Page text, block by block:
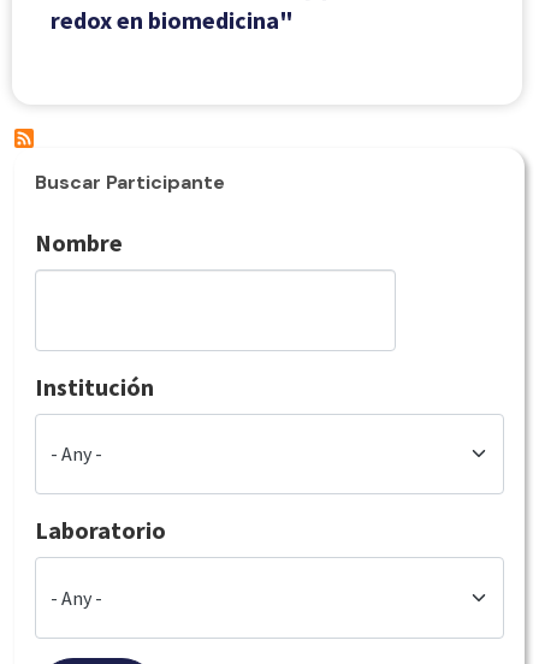
redox en biomedicina"
Buscar Participante
Nombre
Institución
Laboratorio